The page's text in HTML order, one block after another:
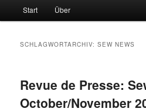
Start Über
SCHLAGWORTARCHIV:SEW NEWS
Revue de Presse:
October/November